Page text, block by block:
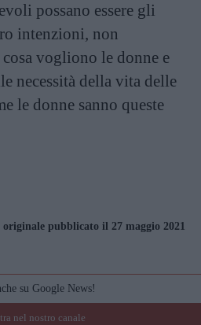
possano essere gli
intenzioni, non
cosa vogliono le donne e
necessità della vita delle
le donne sanno queste
pubblicato il 27 maggio 2021
su Google News!
nel nostro canale